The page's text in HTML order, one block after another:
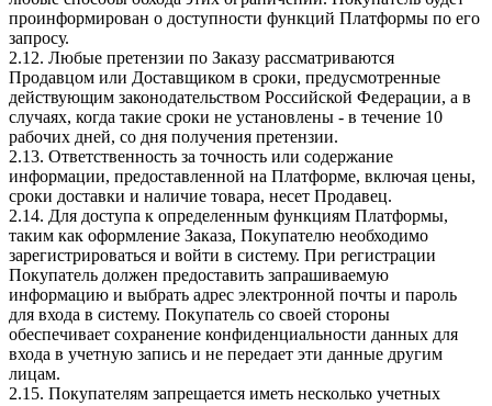
проинформирован о доступности функций Платформы по его
запросу.
2.12. Любые претензии по Заказу рассматриваются
Продавцом или Доставщиком в сроки, предусмотренные
действующим законодательством Российской Федерации, а в
случаях, когда такие сроки не установлены - в течение 10
рабочих дней, со дня получения претензии.
2.13. Ответственность за точность или содержание
информации, предоставленной на Платформе, включая цены,
сроки доставки и наличие товара, несет Продавец.
2.14. Для доступа к определенным функциям Платформы,
таким как оформление Заказа, Покупателю необходимо
зарегистрироваться и войти в систему. При регистрации
Покупатель должен предоставить запрашиваемую
информацию и выбрать адрес электронной почты и пароль
для входа в систему. Покупатель со своей стороны
обеспечивает сохранение конфиденциальности данных для
входа в учетную запись и не передает эти данные другим
лицам.
2.15. Покупателям запрещается иметь несколько учетных